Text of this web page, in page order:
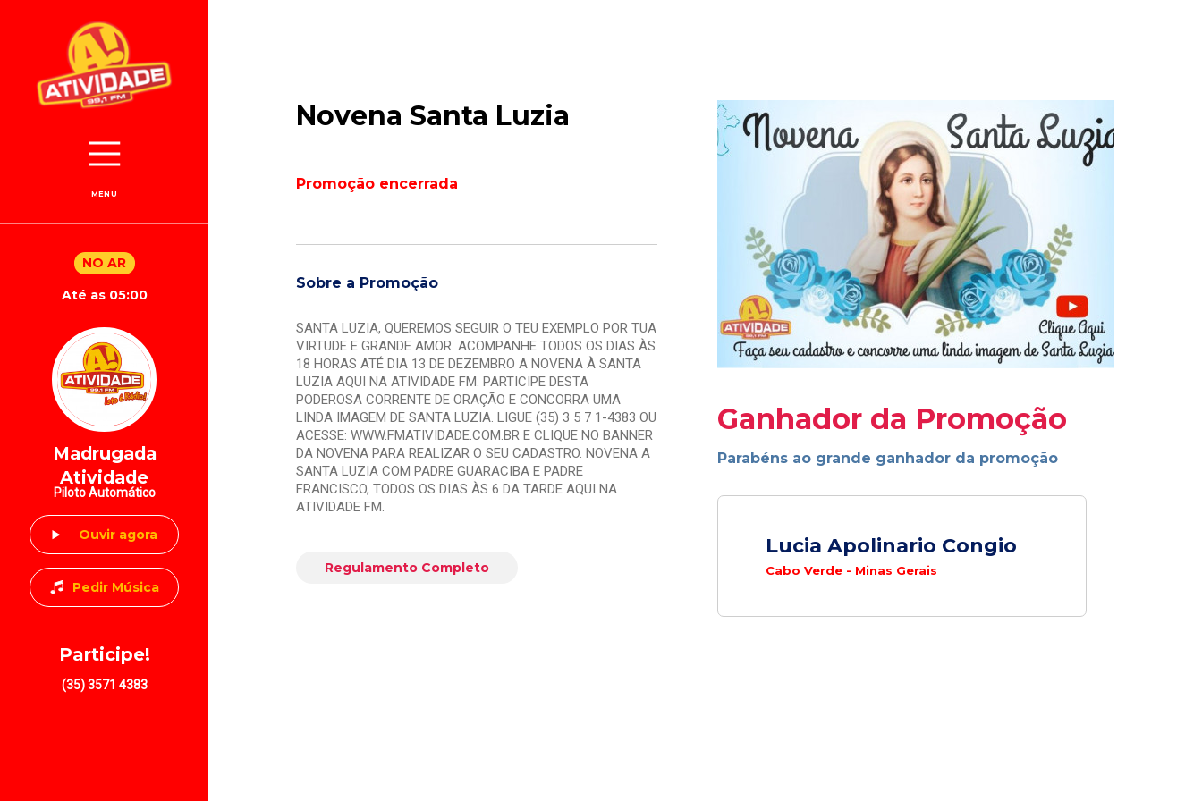
MENU
NO AR
Até as 05:00
Madrugada
Atividade
Piloto Automático
Ouvir agora
Pedir Música
Participe!
(35) 3571 4383
Novena Santa Luzia
Promoção encerrada
Sobre a Promoção
SANTA LUZIA, QUEREMOS SEGUIR O TEU EXEMPLO POR TUA
VIRTUDE E GRANDE AMOR. ACOMPANHE TODOS OS DIAS ÀS
18 HORAS ATÉ DIA 13 DE DEZEMBRO A NOVENA À SANTA
LUZIA AQUI NA ATIVIDADE FM. PARTICIPE DESTA
PODEROSA CORRENTE DE ORAÇÃO E CONCORRA UMA
LINDA IMAGEM DE SANTA LUZIA. LIGUE (35) 3 5 7 1-4383 OU
ACESSE: WWW.FMATIVIDADE.COM.BR E CLIQUE NO BANNER
DA NOVENA PARA REALIZAR O SEU CADASTRO. NOVENA A
SANTA LUZIA COM PADRE GUARACIBA E PADRE
FRANCISCO, TODOS OS DIAS ÀS 6 DA TARDE AQUI NA
ATIVIDADE FM.
Regulamento Completo
Ganhador da Promoção
Parabéns ao grande ganhador da promoção
Lucia Apolinario Congio
Cabo Verde - Minas Gerais